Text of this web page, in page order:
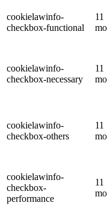
cookielawinfo-
checkbox-functional
11
cookielawinfo-
checkbox-necessary
11
cookielawinfo-
checkbox-others
11
cookielawinfo-
checkbox-
performance
11